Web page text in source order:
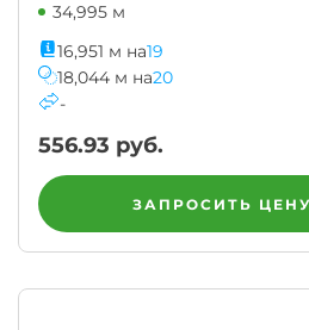
34,995 м
16,951 м на19
18,044 м на20
-
556.93 руб.
ЗАПРОСИТЬ ЦЕНУ